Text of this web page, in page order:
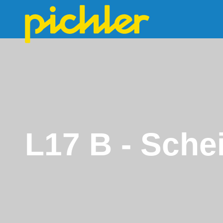
L17 B -